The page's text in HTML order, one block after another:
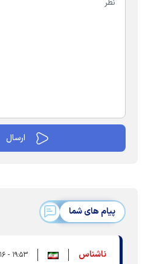
پیام های شما
ناشناس ۱۹:۵۳ - ۱۴۰۵/۰۴/۱۶